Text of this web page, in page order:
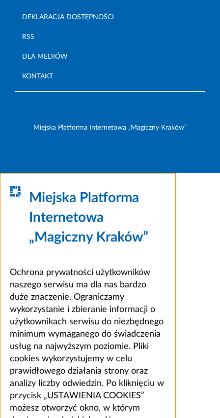
DEKLARACJA DOSTĘPNOŚCI
RSS
DLA MEDIÓW
KONTAKT
Miejska Platforma Internetowa „Magiczny Kraków”
Miejska Platforma
Internetowa
„Magiczny Kraków”
Ochrona prywatności użytkowników
naszego serwisu ma dla nas bardzo
duże znaczenie. Ograniczamy
wykorzystanie i zbieranie informacji o
użytkownikach serwisu do niezbędnego
minimum wymaganego do świadczenia
usług na najwyższym poziomie. Pliki
cookies wykorzystujemy w celu
prawidłowego działania strony oraz
analizy liczby odwiedzin. Po kliknięciu w
przycisk „USTAWIENIA COOKIES”
możesz otworzyć okno, w którym